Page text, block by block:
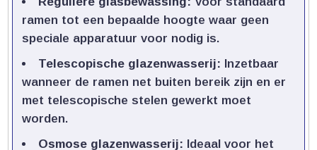
ramen tot een bepaalde hoogte waar geen
speciale apparatuur voor nodig is.​
Telescopische glazenwasserij: Inzetbaar
wanneer de ramen net buiten bereik zijn en er
met telescopische stelen gewerkt moet
worden.​
Osmose glazenwasserij: Ideaal voor het